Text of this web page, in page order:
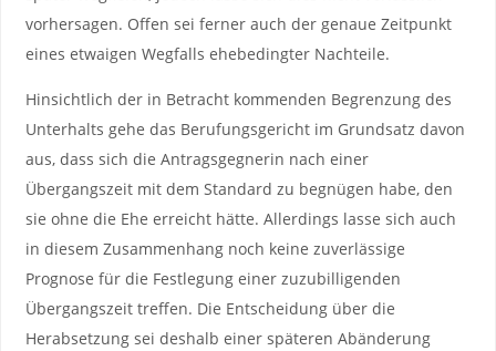
vorhersagen. Offen sei ferner auch der genaue Zeitpunkt
eines etwaigen Wegfalls ehebedingter Nachteile.
Hinsichtlich der in Betracht kommenden Begrenzung des
Unterhalts gehe das Berufungsgericht im Grundsatz davon
aus, dass sich die Antragsgegnerin nach einer
Übergangszeit mit dem Standard zu begnügen habe, den
sie ohne die Ehe erreicht hätte. Allerdings lasse sich auch
in diesem Zusammenhang noch keine zuverlässige
Prognose für die Festlegung einer zuzubilligenden
Übergangszeit treffen. Die Entscheidung über die
Herabsetzung sei deshalb einer späteren Abänderung